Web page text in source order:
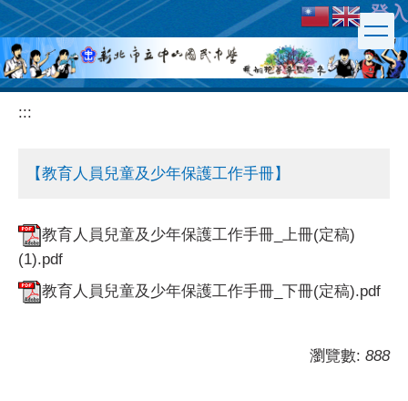
跳
到
主
要
內
登入
:::
【教育人員兒童及少年保護工作手冊】
教育人員兒童及少年保護工作手冊_上冊(定稿)
(1).pdf
教育人員兒童及少年保護工作手冊_下冊(定稿).pdf
瀏覽數: 888